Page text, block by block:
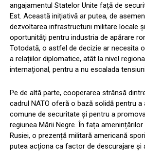
angajamentul Statelor Unite față de
Est. Această inițiativă ar putea, de
dezvoltarea infrastructurii militare locale
oportunități pentru industria de apărare
Totodată, o astfel de decizie ar necesita
a relațiilor diplomatice, atât la nivel
internațional, pentru a nu escalada
Pe de altă parte, cooperarea strânsă
cadrul NATO oferă o bază solidă pentru a
comune de securitate și pentru a
regiunea Mării Negre. În fața
Rusiei, o prezență militară americană
putea acționa ca factor de descurajare și